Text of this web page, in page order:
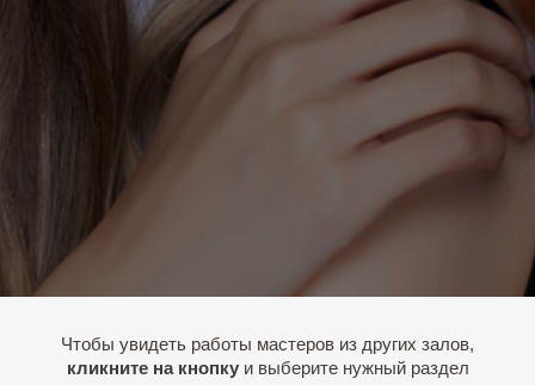
Чтобы увидеть работы мастеров из других залов,
кликните на кнопкуи выберите нужный раздел